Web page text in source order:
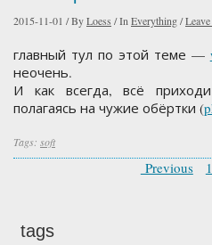
2015-11-01 /ByLoess /In Everything/
главный тул по этой теме —
неочень.
И как всегда, всё
полагаясь на чужие обёртки (
Tags: soft
Previous 1
tags